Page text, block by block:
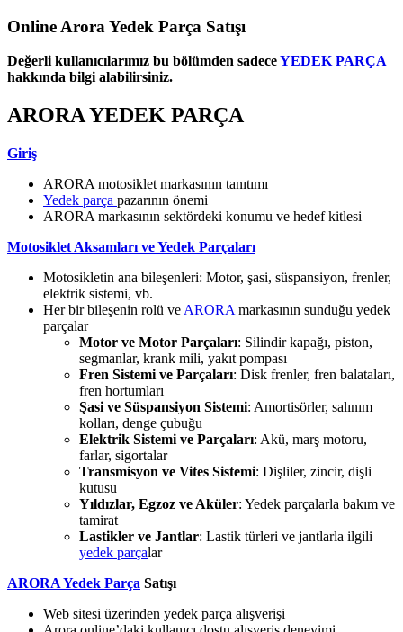
Online Arora Yedek Parça Satışı
Değerli kullanıcılarımız bu bölümden sadeceYEDEK PARÇA
hakkında bilgi alabilirsiniz.
ARORA YEDEK PARÇA
Giriş
ARORA motosiklet markasının tanıtımı
Yedek parça pazarının önemi
ARORA markasının sektördeki konumu ve hedef kitlesi
Motosiklet Aksamları ve Yedek Parçaları
Motosikletin ana bileşenleri: Motor, şasi, süspansiyon, frenler,
elektrik sistemi, vb.
Her bir bileşenin rolü ve ARORA markasının sunduğu yedek
parçalar
Motor ve Motor Parçaları: Silindir kapağı, piston,
segmanlar, krank mili, yakıt pompası
Fren Sistemi ve Parçaları: Disk frenler, fren balataları,
fren hortumları
Şasi ve Süspansiyon Sistemi: Amortisörler, salınım
kolları, denge çubuğu
Elektrik Sistemi ve Parçaları: Akü, marş motoru,
farlar, sigortalar
Transmisyon ve Vites Sistemi: Dişliler, zincir, dişli
kutusu
Yıldızlar, Egzoz ve Aküler: Yedek parçalarla bakım ve
tamirat
Lastikler ve Jantlar: Lastik türleri ve jantlarla ilgili
yedek parçalar
ARORA Yedek Parça Satışı
Web sitesi üzerinden yedek parça alışverişi